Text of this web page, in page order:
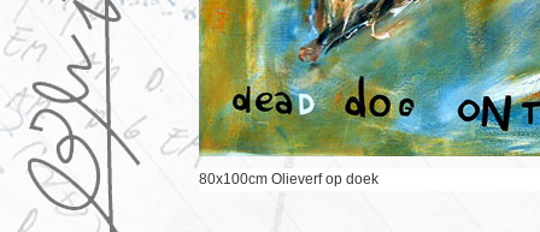
80x100cm Olieverf op doek